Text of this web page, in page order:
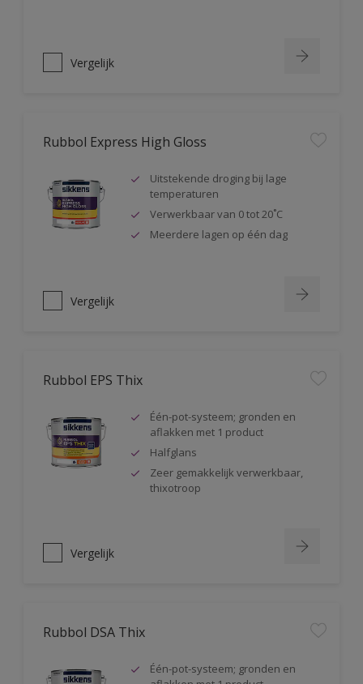
Vergelijk
Rubbol Express High Gloss
Uitstekende droging bij lage
temperaturen
Verwerkbaar van 0 tot 20˚C
Meerdere lagen op één dag
Vergelijk
Rubbol EPS Thix
Één-pot-systeem; gronden en
aflakken met 1 product
Halfglans
Zeer gemakkelijk verwerkbaar,
thixotroop
Vergelijk
Rubbol DSA Thix
Één-pot-systeem; gronden en